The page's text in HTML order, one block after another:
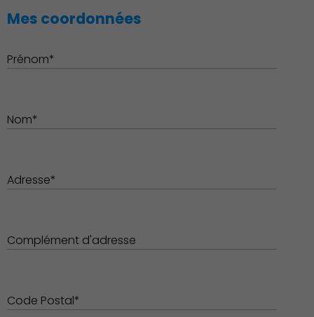
Famille
Mes coordonnées
Prénom*
Nom*
Adresse*
Complément d'adresse
Code Postal*